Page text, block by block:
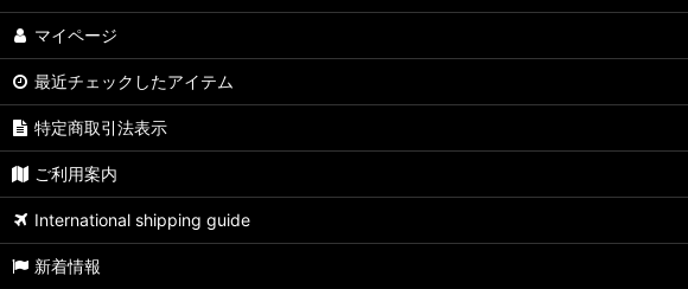
【シマノ】13ステラSW［STELLA SW］対応 カスタムパーツ
【シマノ】08ステラSW［STELLA SW］対応 カスタムパーツ
【シマノ】01ステラSW［STELLA SW］対応 カスタムパーツ
【シマノ】19ヴァンキッシュ［VANQUISH］対応 カスタムパーツ
17ヴァンキッシュFW用
マイページ
最近チェックしたアイテム
特定商取引法表示
ご利用案内
International shipping guide
新着情報